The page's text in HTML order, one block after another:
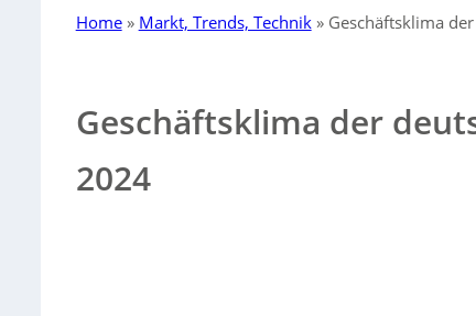
Home» Markt, Trends, Technik» Geschäftsklima
Geschäftsklima der
2024